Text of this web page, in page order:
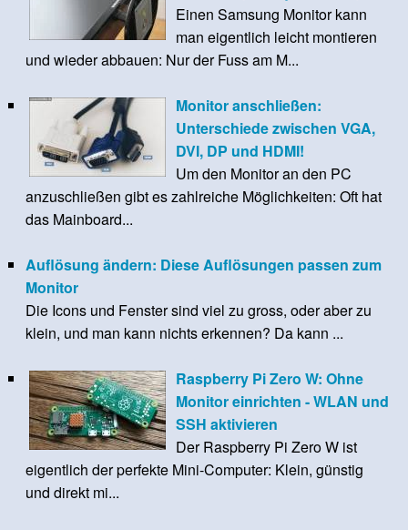
Einen Samsung Monitor kann
man eigentlich leicht montieren
und wieder abbauen: Nur der Fuss am M...
Monitor anschließen:
Unterschiede zwischen VGA,
DVI, DP und HDMI!
Um den Monitor an den PC
anzuschließen gibt es zahlreiche Möglichkeiten: Oft hat
das Mainboard...
Auflösung ändern: Diese Auflösungen passen zum
Monitor
Die Icons und Fenster sind viel zu gross, oder aber zu
klein, und man kann nichts erkennen? Da kann ...
Raspberry Pi Zero W: Ohne
Monitor einrichten - WLAN und
SSH aktivieren
Der Raspberry Pi Zero W ist
eigentlich der perfekte Mini-Computer: Klein, günstig
und direkt mi...